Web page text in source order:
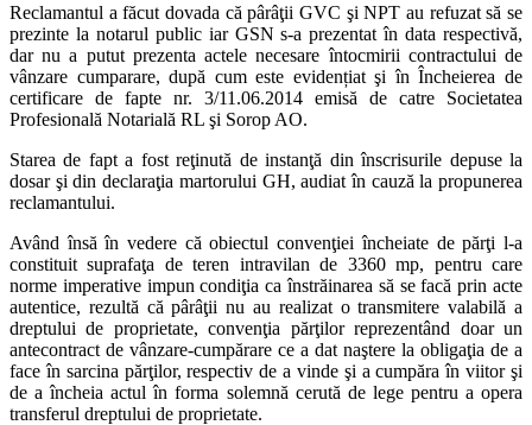
Reclamantul a făcut dovada că pârâţii GVC şi NPT au refuzat să se
prezinte la notarul public iar GSN s-a prezentat în data respectivă,
dar nu a putut prezenta actele necesare întocmirii contractului de
vânzare cumparare, după cum este evidențiat şi în Încheierea de
certificare de fapte nr. 3/11.06.2014 emisă de catre Societatea
Profesională Notarială RL şi Sorop AO.
Starea de fapt a fost reţinută de instanţă din înscrisurile depuse la
dosar şi din declaraţia martorului GH, audiat în cauză la propunerea
reclamantului.
Având însă în vedere că obiectul convenţiei încheiate de părţi l-a
constituit suprafaţa de teren intravilan de 3360 mp, pentru care
norme imperative impun condiţia ca înstrăinarea să se facă prin acte
autentice, rezultă că pârâţii nu au realizat o transmitere valabilă a
dreptului de proprietate, convenţia părţilor reprezentând doar un
antecontract de vânzare-cumpărare ce a dat naştere la obligaţia de a
face în sarcina părţilor, respectiv de a vinde şi a cumpăra în viitor şi
de a încheia actul în forma solemnă cerută de lege pentru a opera
transferul dreptului de proprietate.